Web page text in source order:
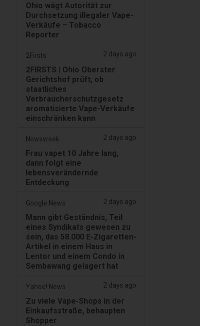
Ohio wägt Autorität zur
Durchsetzung illegaler Vape-
Verkäufe – Tobacco
Reporter
2Firsts 2 days ago
2FIRSTS | Ohio Oberster
Gerichtshof prüft, ob
staatliches
Verbraucherschutzgesetz
aromatisierte Vape-Verkäufe
einschränken kann
Newsweek 2 days ago
Frau vapet 10 Jahre lang,
dann folgt eine
lebensverändernde
Entdeckung
Google News 2 days ago
Mann gibt Geständnis, Teil
eines Syndikats gewesen zu
sein, das 58.000 E-Zigaretten-
Artikel in einem Haus in
Lentor und einem Condo in
Sembawang gelagert hat
Yahoo! News 2 days ago
Zu viele Vape-Shops in der
Einkaufsstraße, behaupten
Shopper